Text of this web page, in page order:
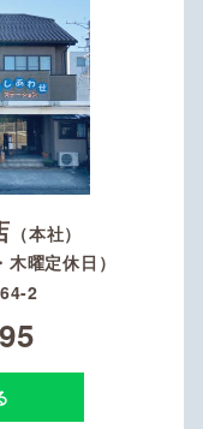
（本社）
曜定休日）
2